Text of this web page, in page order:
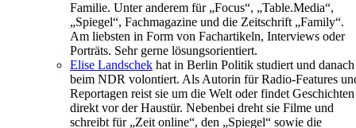
Familie. Unter anderem für „Focus“, „Table.Media“,
„Spiegel“, Fachmagazine und die Zeitschrift „Family“.
Am liebsten in Form von Fachartikeln, Interviews oder
Porträts. Sehr gerne lösungsorientiert.
Elise Landschek hat in Berlin Politik studiert und danach
beim NDR volontiert. Als Autorin für Radio-Features
Reportagen reist sie um die Welt oder findet Geschichten
direkt vor der Haustür. Nebenbei dreht sie Filme und
schreibt für „Zeit online“, den „Spiegel“ sowie die